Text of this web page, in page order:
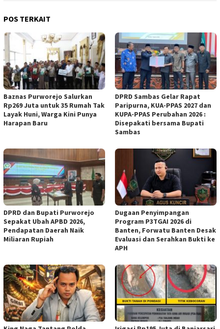
POS TERKAIT
Baznas Purworejo Salurkan
Rp269 Juta untuk 35 Rumah Tak
Layak Huni, Warga Kini Punya
Harapan Baru ‎
DPRD Sambas Gelar Rapat
Paripurna, KUA-PPAS 2027 dan
KUPA-PPAS Perubahan 2026 :
Disepakati bersama Bupati
Sambas
DPRD dan Bupati Purworejo
Sepakat Ubah APBD 2026,
Pendapatan Daerah Naik
Miliaran Rupiah ‎
Dugaan Penyimpangan
Program P3TGAI 2026 di
Banten, Forwatu Banten Desak
Evaluasi dan Serahkan Bukti ke
APH